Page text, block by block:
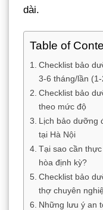
dài.
Table of
Checklist bảo
3-6 tháng/lần
Checklist bảo
theo mức độ
Lịch bảo dưỡng
tại Hà Nội
Tại sao cần
hòa định kỳ?
Checklist bảo
thợ chuyên
Những lưu ý an